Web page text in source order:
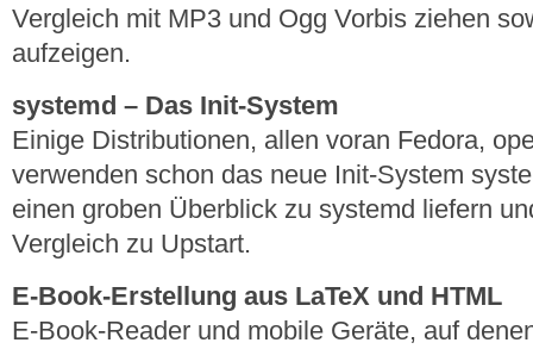
Vergleich mit MP3 und Ogg Vorbis ziehen
aufzeigen.
systemd – Das Init-System
Einige Distributionen, allen voran Fedora,
verwenden schon das neue Init-System
einen groben Überblick zu systemd liefern
Vergleich zu Upstart.
E-Book-Erstellung aus LaTeX und HTML
E-Book-Reader und mobile Geräte, auf